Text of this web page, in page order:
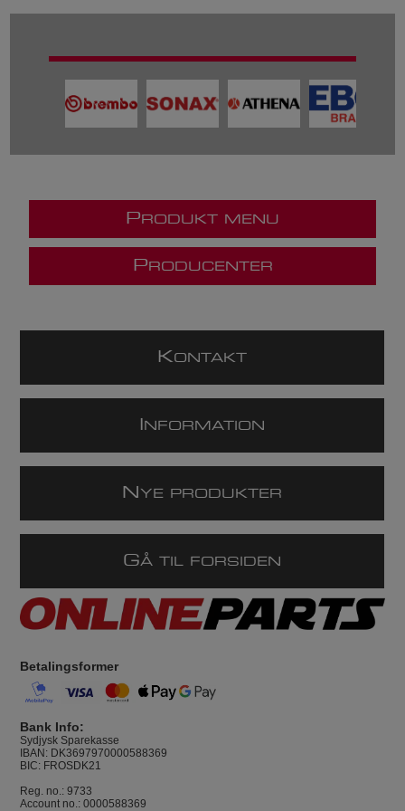
P RODUKT MENU
P RODUCENTER
KONTAKT
NFORMATION
N YE PRODUKTER
GÅ TIL FORSIDEN
Betalingsformer
Bank Info:
Sydjysk Sparekasse
IBAN: DK3697970000588369
BIC: FROSDK21
Reg. no.: 9733
Account no.: 0000588369